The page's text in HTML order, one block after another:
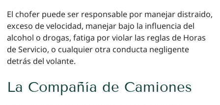
El chofer puede ser responsable por manejar distraido,
exceso de velocidad, manejar bajo la influencia del
alcohol o drogas, fatiga por violar las reglas de Horas
de Servicio, o cualquier otra conducta negligente
detrás del volante.
La Compañía de Camiones